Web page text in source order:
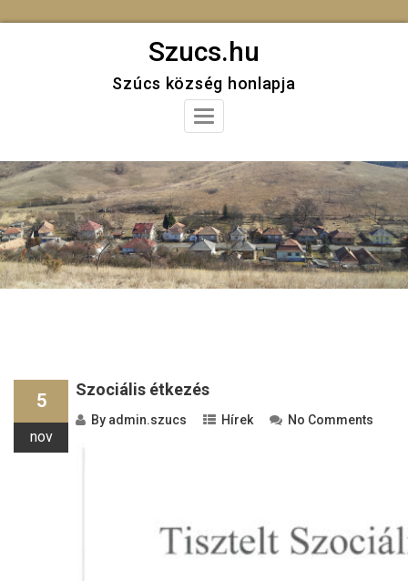
Szucs.hu
Szúcs község honlapja
Toggle
5
nov
Szociális étkezés
By admin.szucs Hírek No Comments